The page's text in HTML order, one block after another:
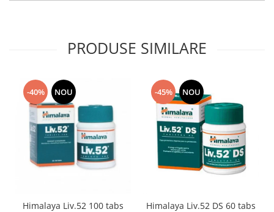
PRODUSE SIMILARE
-40% NOU
Himalaya Liv.52 100 tabs
-45% NOU
Himalaya Liv.52 DS 60 tabs